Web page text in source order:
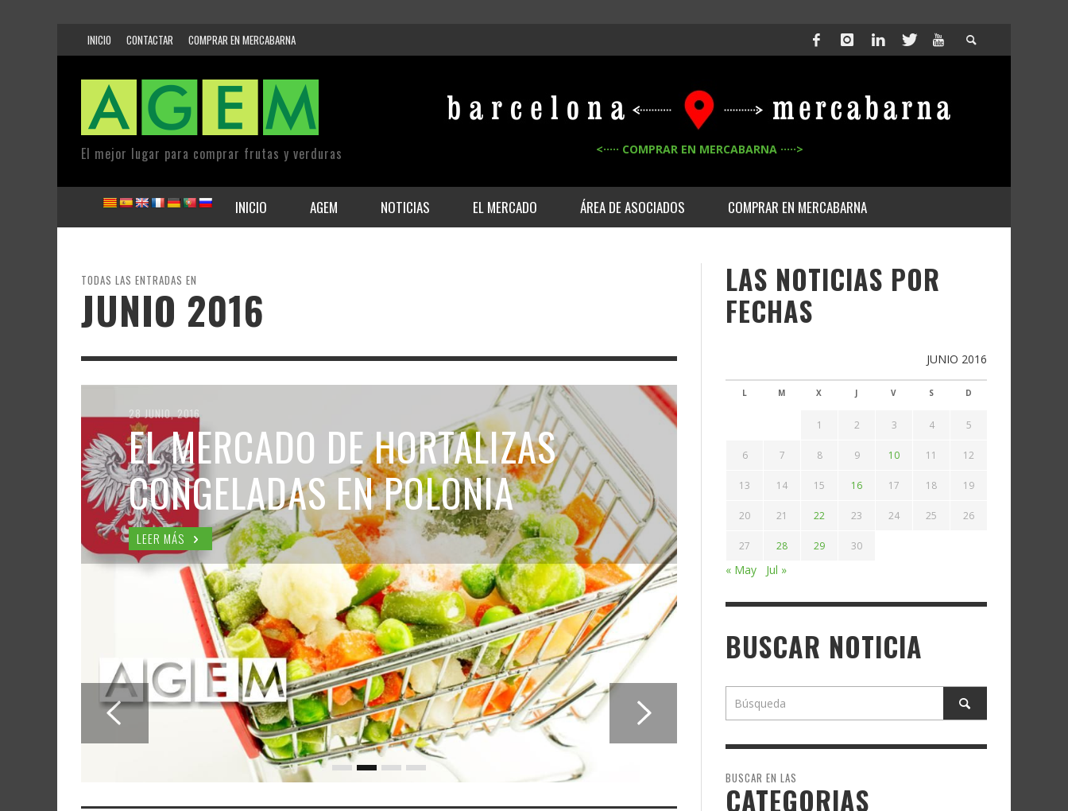
INICIO CONTACTAR COMPRAR EN MERCABARNA
El mejor lugar para comprar frutas y verduras <····· COMPRAR EN MERCABARNA ·····>
INICIO AGEM NOTICIAS EL MERCADO ÁREA DE ASOCIADOS COMPRAR EN MERCABARNA
TODAS LAS ENTRADAS EN
JUNIO 2016
28 JUNIO, 2016
EL MERCADO DE HORTALIZAS
CONGELADAS EN POLONIA
LEER MÁS
LAS NOTICIAS POR
FECHAS
JUNIO 2016
L M X J V S D
1 2 3 4 5
6 7 8 9 10 11 12
13 14 15 16 17 18 19
20 21 22 23 24 25 26
27 28 29 30
« May Jul »
BUSCAR NOTICIA
BUSCAR EN LAS
CATEGORIAS